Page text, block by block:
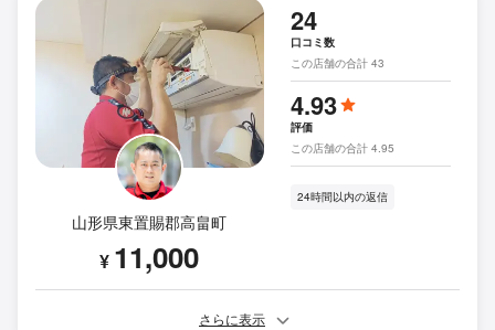
山形県東置賜郡高畠町
¥ 11,000
24
口コミ数
この店舗の合計 43
4.93
評価
この店舗の合計 4.95
24時間以内の返信
さらに表示